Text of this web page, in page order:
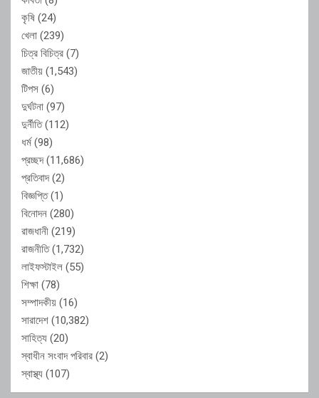
কৃষি (24)
খেলা (239)
চিত্র বিচিত্র (7)
জাতীয় (1,543)
টিপস (6)
দুর্ঘটনা (97)
দুর্নীতি(112)
ধর্ম(98)
প্রচ্ছদ(11,686)
প্রতিবাদ(2)
বিজ্ঞপ্তি(1)
বিনোদন (280)
রাজধানী (219)
রাজনীতি(1,732)
লাইফস্টাইল (55)
শিক্ষা (78)
সম্পাদকীয় (16)
সারাদেশ (10,382)
সাহিত্য (20)
স্বাধীন সংবাদ পরিবার (2)
স্বাস্থ্য (107)